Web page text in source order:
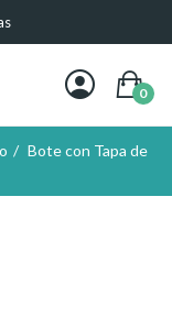
0
Bote con Tapa de